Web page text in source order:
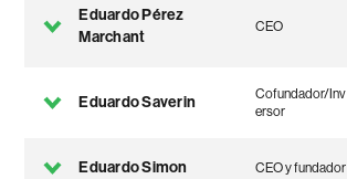
Eduardo Pérez
Marchant
CEO
Eduardo Saverin
Cofundador/Inv
ersor
Eduardo Simon CEO y fundador